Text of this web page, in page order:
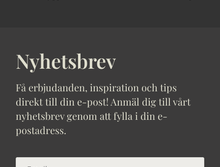
Nyhetsbrev
Få erbjudanden, inspiration och tips
direkt till din e-post! Anmäl dig till vårt
nyhetsbrev genom att fylla i din e-
postadress.